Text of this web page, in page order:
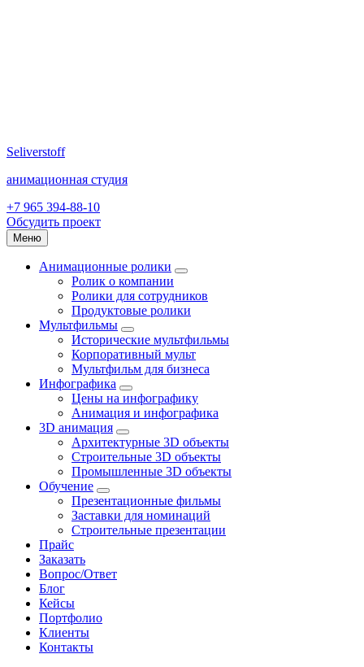
Seliverstoff
анимационная студия
+7 965 394-88-10
Обсудить проект
Меню
Анимационные ролики
Ролик о компании
Ролики для сотрудников
Продуктовые ролики
Мультфильмы
Исторические мультфильмы
Корпоративный мульт
Мультфильм для бизнеса
Инфографика
Цены на инфографику
Анимация и инфографика
3D анимация
Архитектурные 3D объекты
Строительные 3D объекты
Промышленные 3D объекты
Обучение
Презентационные фильмы
Заставки для номинаций
Строительные презентации
Прайс
Заказать
Вопрос/Ответ
Блог
Кейсы
Портфолио
Клиенты
Контакты